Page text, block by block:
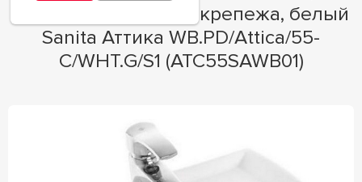
отв., без комплекта крепежа, белый
Sanita Аттика WB.PD/Attica/55-
C/WHT.G/S1 (ATC55SAWB01)